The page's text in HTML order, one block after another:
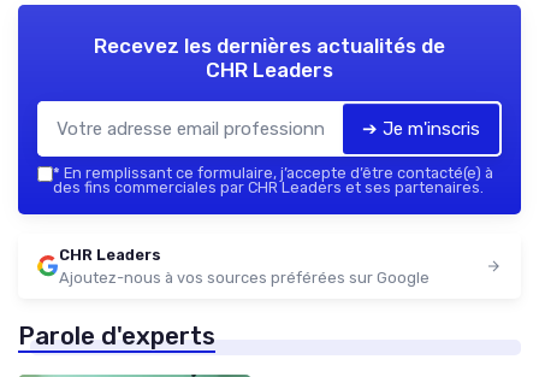
Recevez les dernières actualités de
CHR Leaders
➔ Je m'inscris
* En remplissant ce formulaire, j’accepte d’être contacté(e) à
des fins commerciales par CHR Leaders et ses partenaires.
CHR Leaders
Ajoutez-nous à vos sources préférées sur Google
Parole d'experts